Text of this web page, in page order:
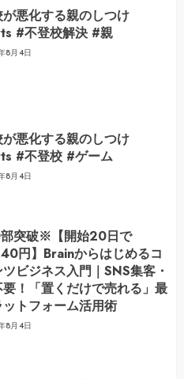
悪化する親のしつけ
#不登校解決 #親
8月4日
悪化する親のしつけ
#不登校 #ゲーム
8月4日
突破※【開始20日で
円】Brainからはじめるコ
ビジネス入門｜SNS集客・
！「置くだけで売れる」最
トフォーム活用術
8月4日